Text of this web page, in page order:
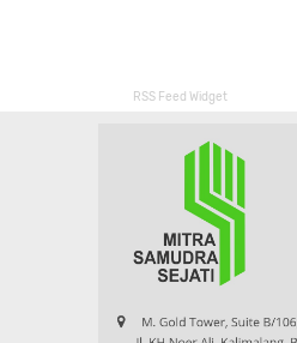
RSS Feed Widget